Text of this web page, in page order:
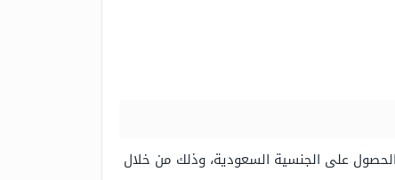
على الجنسية السعودية، وذلك من خلال